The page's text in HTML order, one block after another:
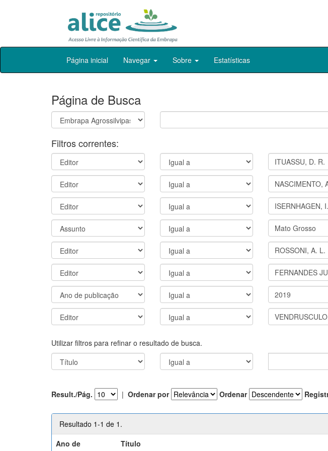
Skip
Página inicial Navegar Sobre Estatísticas
Página de Busca
Filtros correntes:
Utilizar filtros para refinar o resultado de busca.
Result./Pág. | Ordenar por Ordenar
Resultado 1-1 de 1.
Ano de
Título